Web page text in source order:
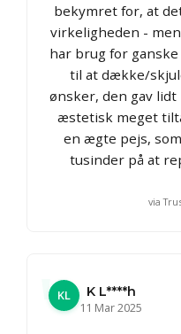
bekymret for, at
virkeligheden -
har brug for
til at dække/
ønsker, den gav
æstetisk meget
en ægte pejs,
tusinder på at
via
KL
K L****h
11 Mar 2025